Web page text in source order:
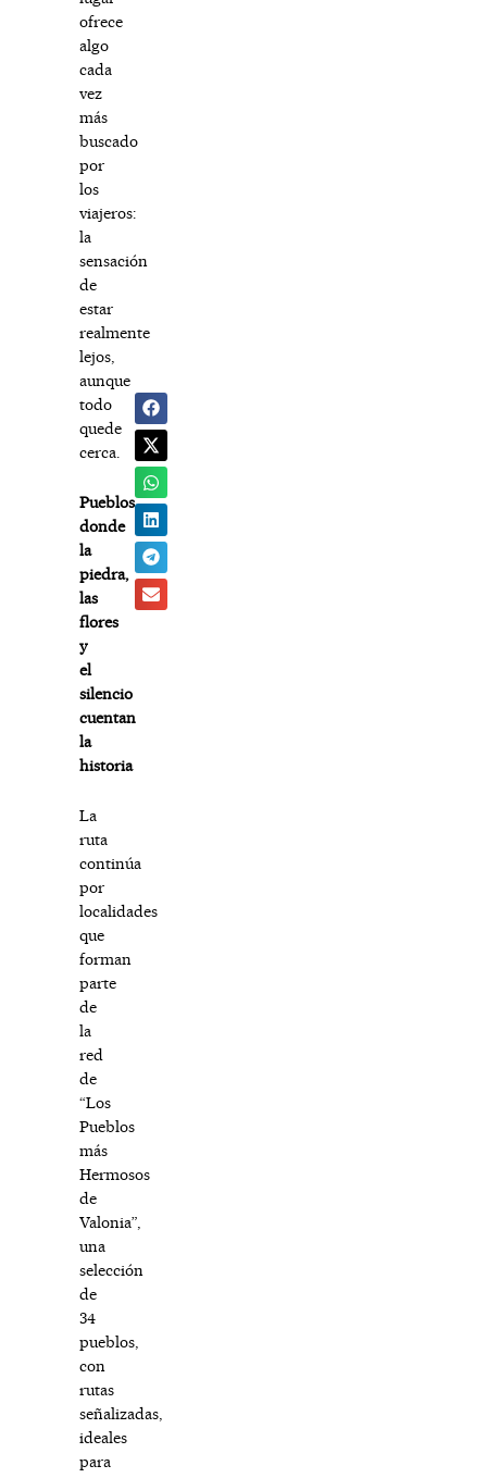
ofrece
algo
cada
vez
más
buscado
por
los
viajeros:
la
sensación
de
estar
realmente
lejos,
aunque
todo
quede
cerca.
Pueblos
donde
la
piedra,
las
flores
y
el
silencio
cuentan
la
historia
La
ruta
continúa
por
localidades
que
forman
parte
de
la
red
de
“Los
Pueblos
más
Hermosos
de
Valonia”,
una
selección
de
34
pueblos,
con
rutas
señalizadas,
ideales
para